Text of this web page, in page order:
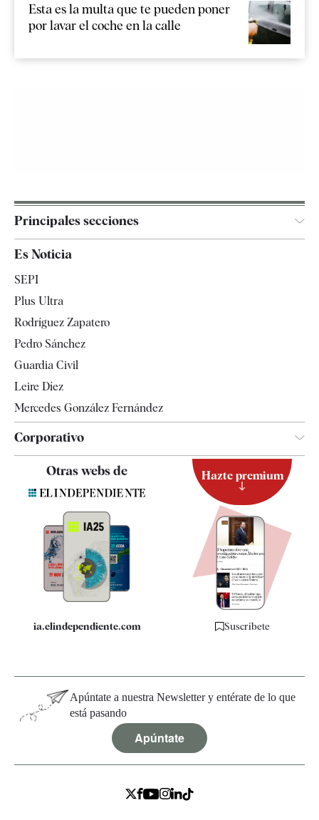
Esta es la multa que te pueden poner
por lavar el coche en la calle
Principales secciones
España
Televisión
Es Noticia
SEPI
Plus Ultra
Rodríguez Zapatero
Pedro Sánchez
Guardia Civil
Leire Díez
Mercedes González Fernández
Corporativo
Contacto
Quiénes somos
Especificaciones
Otras webs de
ia.elindependiente.com
Hazte premium
Suscríbete
Apúntate a nuestra Newsletter y entérate de lo que
está pasando
Apúntate